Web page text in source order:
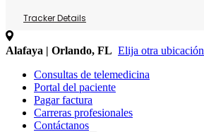
Tracker Details
Alafaya | Orlando, FL Elija otra ubicación
Consultas de telemedicina
Portal del paciente
Pagar factura
Carreras profesionales
Contáctanos